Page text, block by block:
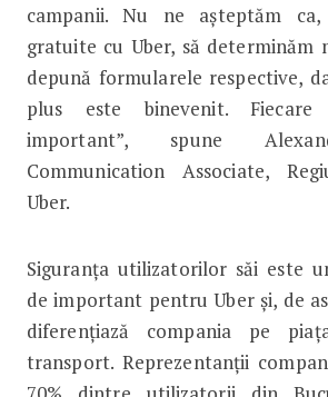
campanii. Nu ne așteptăm
gratuite cu Uber, să determinăm
depună formularele respective,
plus este binevenit.
important”, spune
Communication Associate,
Uber.
Siguranța utilizatorilor săi este
de important pentru Uber și, de
diferențiază compania pe
transport. Reprezentanții